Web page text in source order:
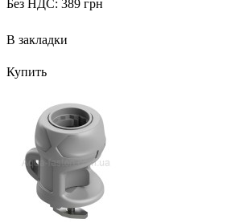
Без НДС: 389 грн
В закладки
Купить